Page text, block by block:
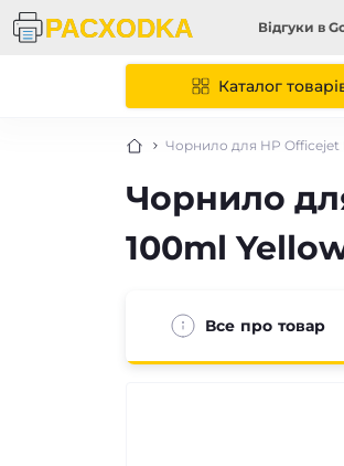
Відгуки в
Каталог
Чорнило для HP Officejet
Чорнило
100ml
Все про товар